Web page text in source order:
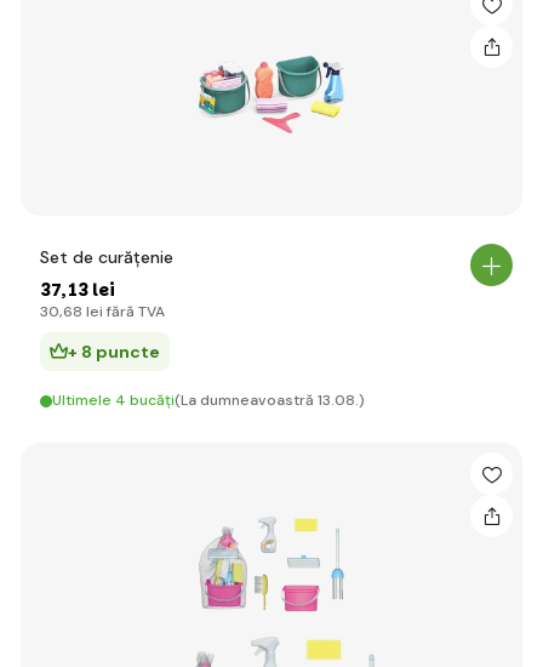
Set de curățenie
37,13 lei
30,68 lei fără TVA
+ 8 puncte
Ultimele 4 bucăți(La dumneavoastră 13.08.)